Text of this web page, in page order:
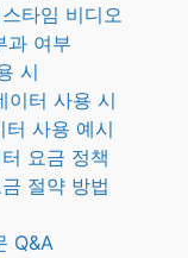
타임 비디오
과 여부
시
이터 사용 시
터 사용 예시
요금 정책
절약 방법
Q&A